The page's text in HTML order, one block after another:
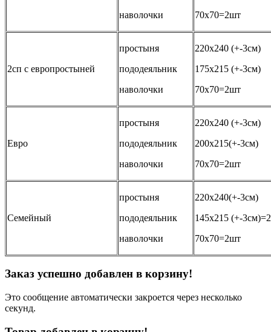
наволочки
70х70=2шт
2сп с европростыней
простыня
пододеяльник
наволочки
220х240 (+-3см)
175х215 (+-3см)
70х70=2шт
Евро
простыня
пододеяльник
наволочки
220х240 (+-3см)
200х215(+-3см)
70х70=2шт
Семейный
простыня
пододеяльник
наволочки
220х240(+-3см)
145х215 (+-
70х70=2шт
Заказ успешно добавлен в корзину!
Это сообщение автоматически закроется через несколько
секунд.